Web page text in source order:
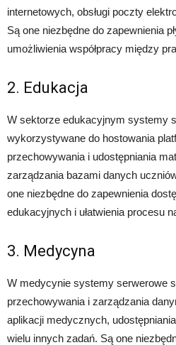
internetowych, obsługi poczty
Są one niezbędne do zapewnienia
umożliwienia współpracy między
2. Edukacja
W sektorze edukacyjnym systemy
wykorzystywane do hostowania
przechowywania i udostępniania
zarządzania bazami danych
one niezbędne do zapewnienia
edukacyjnych i ułatwienia procesu
3. Medycyna
W medycynie systemy serwerowe
przechowywania i zarządzania
aplikacji medycznych,
wielu innych zadań. Są one